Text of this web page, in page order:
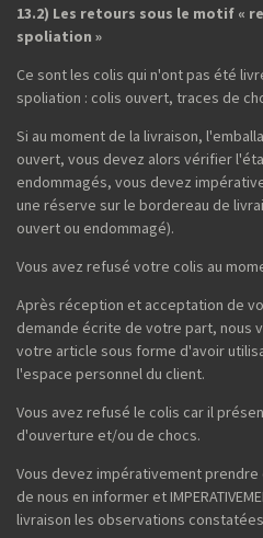
13.2) Les retours sous le motif «
spoliation »
Ce sont les colis qui n'ont pas été
spoliation : colis ouvert, traces de
Si au moment de la livraison,
ouvert, vous devez alors vérifier
endommagés, vous devez
une réserve sur le bordereau de
ouvert ou endommagé).
Vous avez refusé votre colis au
Après réception et acceptation de
demande écrite de votre part, nous
votre article sous forme d'avoir
l'espace personnel du client.
Vous avez refusé le colis car il
d'ouverture et/ou de chocs.
Vous devez impérativement
de nous en informer et
livraison les observations